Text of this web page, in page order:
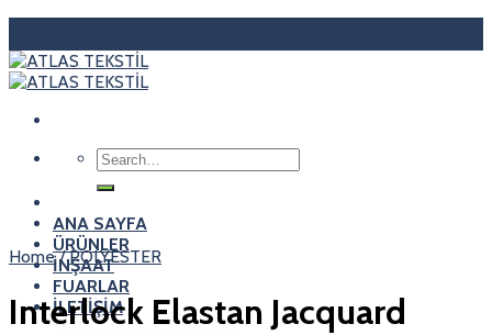
to
content
Search
for:
ANA SAYFA
ÜRÜNLER
İNŞAAT
FUARLAR
İLETİŞİM
Home / POLYESTER
Interlock Elastan Jacquard